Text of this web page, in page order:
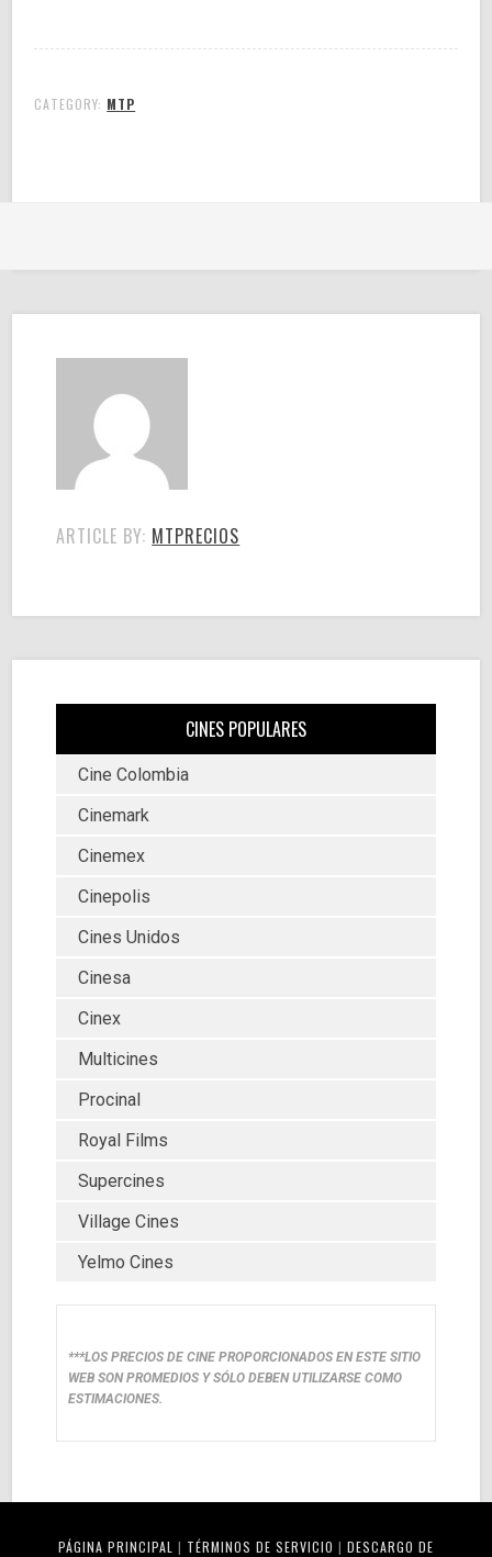
CATEGORY: MTP
ARTICLE BY: MTPRECIOS
CINES POPULARES
Cine Colombia
Cinemark
Cinemex
Cinepolis
Cines Unidos
Cinesa
Cinex
Multicines
Procinal
Royal Films
Supercines
Village Cines
Yelmo Cines
***LOS PRECIOS DE CINE PROPORCIONADOS EN ESTE SITIO
WEB SON PROMEDIOS Y SÓLO DEBEN UTILIZARSE COMO
ESTIMACIONES.
PÁGINA PRINCIPAL | TÉRMINOS DE SERVICIO | DESCARGO DE